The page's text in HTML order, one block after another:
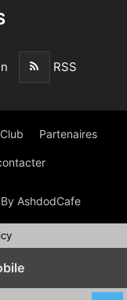
RSS
Partenaires
AshdodCafe